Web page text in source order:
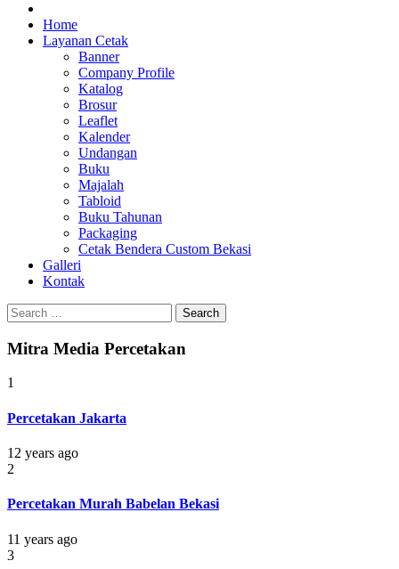
Goe Media Percetakan | 0822-4439-5599 (Call/WA)
0822-4439-5599 (Call/WA) Percetakan jasa cetak banner buku yasin
invoice kartu nama label map nota spanduk stiker undangan
pernikahan murah online 24 jam
Home
Layanan Cetak
Banner
Company Profile
Katalog
Brosur
Leaflet
Kalender
Undangan
Buku
Majalah
Tabloid
Buku Tahunan
Packaging
Cetak Bendera Custom Bekasi
Galleri
Kontak
Search
for:
Mitra Media Percetakan
1
Percetakan Jakarta
12 years ago
2
Percetakan Murah Babelan Bekasi
11 years ago
3